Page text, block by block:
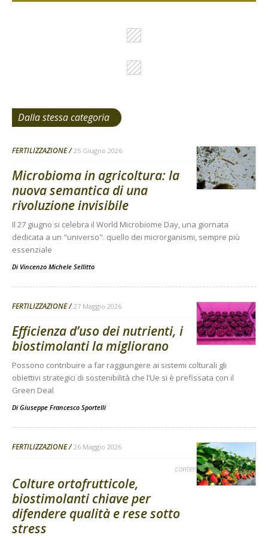
Dalla stessa categoria
FERTILIZZAZIONE 25 Giugno 2026
Microbioma in agricoltura: la
nuova semantica di una
rivoluzione invisibile
Il 27 giugno si celebra il World Microbiome Day, una giornata
dedicata a un "universo". quello dei microrganismi, sempre più
essenziale
Di Vincenzo Michele Sellitto
FERTILIZZAZIONE 27 Maggio 2026
Efficienza d’uso dei nutrienti, i
biostimolanti la migliorano
Possono contribuire a far raggiungere ai sistemi colturali gli
obiettivi strategici di sostenibilità che l’Ue si è prefissata con il
Green Deal
Di Giuseppe Francesco Sportelli
FERTILIZZAZIONE 26 Maggio 2026
contenuto sponsorizzato
Colture ortofrutticole,
biostimolanti chiave per
difendere qualità e rese sotto
stress